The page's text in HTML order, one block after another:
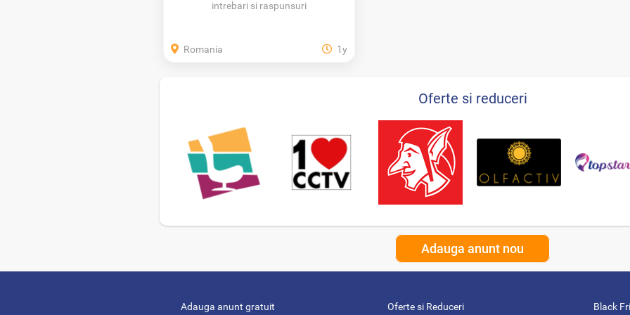
intrebari si raspunsuri
Romania 1y
Oferte si reduceri
Adauga anunt nou
Adauga anunt gratuit Oferte si Reduceri Black